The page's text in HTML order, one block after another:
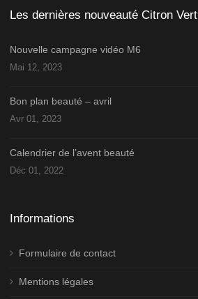
Les dernières nouveauté Citron Vert
Nouvelle campagne vidéo M6
Mai 12, 2023
Bon plan beauté – avril
Avr 01, 2023
Calendrier de l’avent beauté
Déc 01, 2022
Informations
Formulaire de contact
Mentions légales